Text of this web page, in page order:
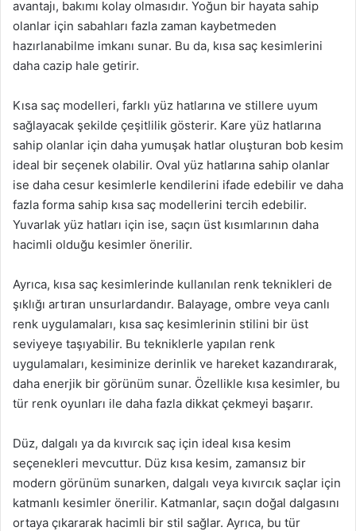
avantajı, bakımı kolay olmasıdır. Yoğun bir hayata sahip
olanlar için sabahları fazla zaman kaybetmeden
hazırlanabilme imkanı sunar. Bu da, kısa saç kesimlerini
daha cazip hale getirir.
Kısa saç modelleri, farklı yüz hatlarına ve stillere uyum
sağlayacak şekilde çeşitlilik gösterir. Kare yüz hatlarına
sahip olanlar için daha yumuşak hatlar oluşturan bob kesim
ideal bir seçenek olabilir. Oval yüz hatlarına sahip olanlar
ise daha cesur kesimlerle kendilerini ifade edebilir ve daha
fazla forma sahip kısa saç modellerini tercih edebilir.
Yuvarlak yüz hatları için ise, saçın üst kısımlarının daha
hacimli olduğu kesimler önerilir.
Ayrıca, kısa saç kesimlerinde kullanılan renk teknikleri de
şıklığı artıran unsurlardandır. Balayage, ombre veya canlı
renk uygulamaları, kısa saç kesimlerinin stilini bir üst
seviyeye taşıyabilir. Bu tekniklerle yapılan renk
uygulamaları, kesiminize derinlik ve hareket kazandırarak,
daha enerjik bir görünüm sunar. Özellikle kısa kesimler, bu
tür renk oyunları ile daha fazla dikkat çekmeyi başarır.
Düz, dalgalı ya da kıvırcık saç için ideal kısa kesim
seçenekleri mevcuttur. Düz kısa kesim, zamansız bir
modern görünüm sunarken, dalgalı veya kıvırcık saçlar için
katmanlı kesimler önerilir. Katmanlar, saçın doğal dalgasını
ortaya çıkararak hacimli bir stil sağlar. Ayrıca, bu tür